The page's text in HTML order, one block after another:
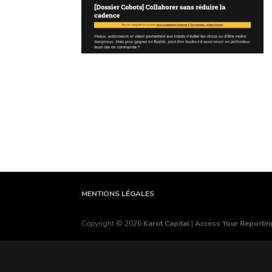
MENTIONS LÉGALES
Copyright © 2026 Karot Capital | Access Your